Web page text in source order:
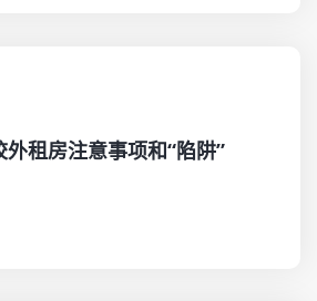
租房注意事项和“陷阱”